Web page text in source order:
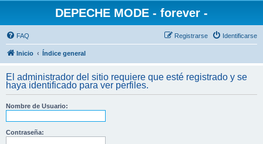
DEPECHE MODE - forever -
FAQ Identificarse
Registrarse
Inicio Índice general
El administrador del sitio requiere que esté registrado y se
haya identificado para ver perfiles.
Nombre de Usuario:
Contraseña: